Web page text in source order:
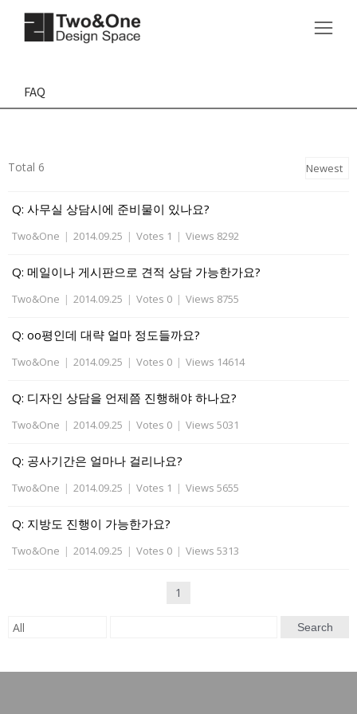
FAQ
Total 6
Q: 사무실 상담시에 준비물이 있나요?
Two&One | 2014.09.25 | Votes 1 | Views 8292
Q: 메일이나 게시판으로 견적 상담 가능한가요?
Two&One | 2014.09.25 | Votes 0 | Views 8755
Q: oo평인데 대략 얼마 정도들까요?
Two&One | 2014.09.25 | Votes 0 | Views 14614
Q: 디자인 상담을 언제쯤 진행해야 하나요?
Two&One | 2014.09.25 | Votes 0 | Views 5031
Q: 공사기간은 얼마나 걸리나요?
Two&One | 2014.09.25 | Votes 1 | Views 5655
Q: 지방도 진행이 가능한가요?
Two&One | 2014.09.25 | Votes 0 | Views 5313
1
Search